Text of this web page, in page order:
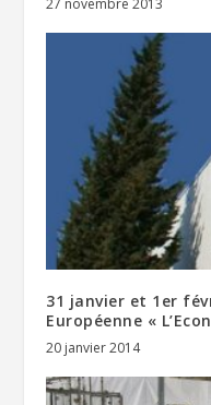
27 novembre 2013
31 janvier et 1er
Européenne «
20 janvier 2014